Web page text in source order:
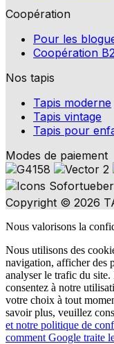
Coopération
Pour les
Coopération
Nos tapis
Tapis moderne
Tapis vintage
Tapis pour
Modes de paiement
Copyright © 2026
Nous valorisons la
Nous utilisons des
navigation, afficher des
analyser le trafic du
consentez à notre
votre choix à tout
savoir plus, veuillez
et notre politique de
comment Google traite